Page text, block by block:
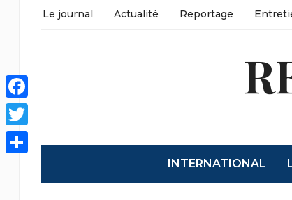
Le journal Actualité Reportage
INTERNATIONAL
Facebook
Twitter